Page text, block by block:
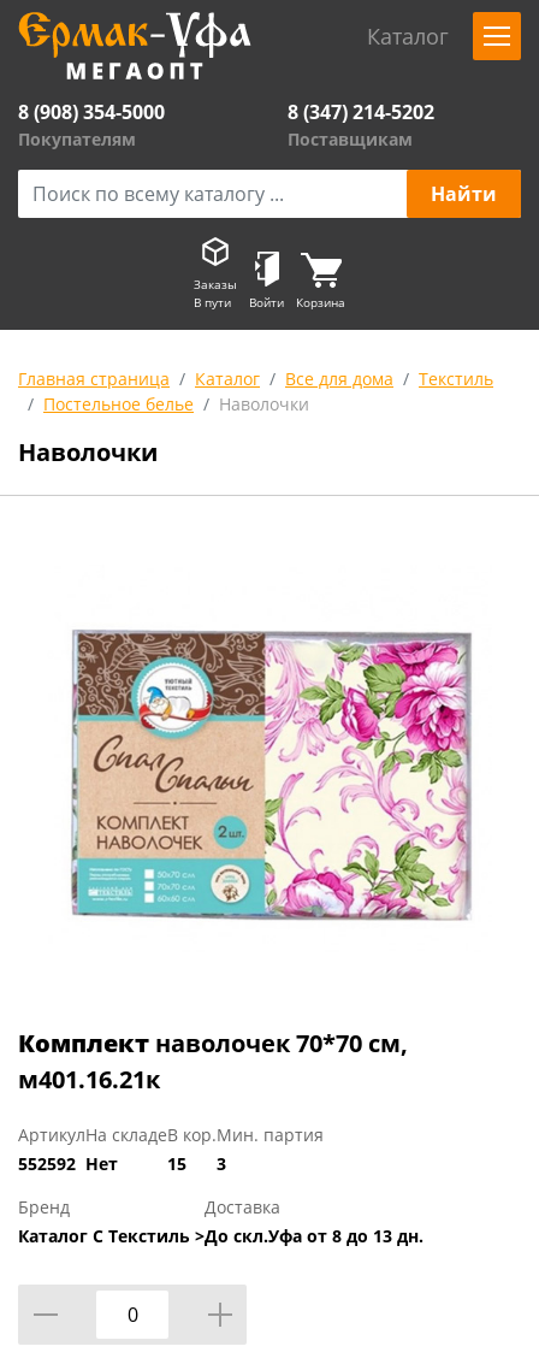
Каталог
8 (908) 354-5000
Покупателям
8 (347) 214-5202
Поставщикам
Заказы
В пути
Войти Корзина
Главная страница Каталог Все для дома
Текстиль
Постельное белье
Наволочки
Наволочки
Комплект наволочек 70*70 см,
м401.16.21к
Артикул
552592
На складе
Нет
В кор.
15
Мин. партия
3
Бренд
Каталог С Текстиль >
Доставка
До скл.Уфа от 8 до 13 дн.